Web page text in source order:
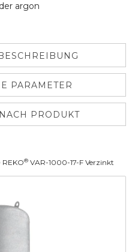
argon
PARAMETER
PRODUKT
REKO® VAR-1000-17-F Verzinkt